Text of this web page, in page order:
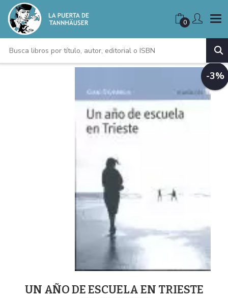
0
-3%
UN AÑO DE ESCUELA EN TRIESTE